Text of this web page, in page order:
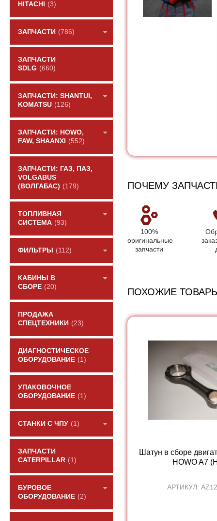
HITACHI
(3)
ЗАПЧАСТИ (786)
ЗАПЧАСТИ
SDLG (660)
ЗАПЧАСТИ: SHANTUI,
KOMATSU (126)
ЗАПЧАСТИ: HOWO,
FAW, SHAANXI
(552)
ЗАПЧАСТИ: ГАЗ, ПАЗ,
VOLGABUS
(ВОЛГАБАС) (179)
ТОПЛИВНАЯ
СИСТЕМА (93)
ФИЛЬТРЫ (112)
КАБИНЫ В
СБОРЕ (20)
ПРОДАЖА
СПЕЦТЕХНИКИ (23)
ДИАГНОСТИЧЕСКОЕ
ОБОРУДОВАНИЕ (1)
УПАКОВОЧНОЕ
ОБОРУДОВАНИЕ (1)
СТАНКИ С ЧПУ (1)
ЗАПЧАСТИ
CATERPILLAR (1)
БУРОВОЕ
ОБОРУДОВАНИЕ (2)
ПОЧЕМУ
100%
оригинальные
запчасти
ПОХОЖИЕ
Шатун в сборе
HOWO A7
АРТИКУЛ: